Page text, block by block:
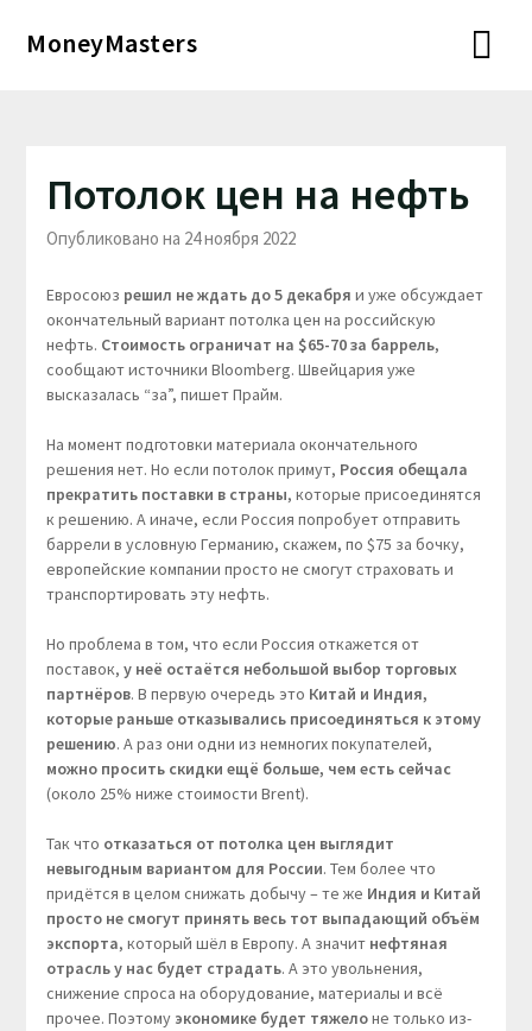
MoneyMasters
Потолок цен на нефть
Опубликовано на 24 ноября 2022
Евросоюз решил не ждать до 5 декабря и уже обсуждает
окончательный вариант потолка цен на российскую
нефть. Стоимость ограничат на $65-70 за баррель,
сообщают источники Bloomberg. Швейцария уже
высказалась “за”, пишет Прайм.
На момент подготовки материала окончательного
решения нет. Но если потолок примут, Россия обещала
прекратить поставки в страны, которые присоединятся
к решению. А иначе, если Россия попробует отправить
баррели в условную Германию, скажем, по $75 за бочку,
европейские компании просто не смогут страховать и
транспортировать эту нефть.
Но проблема в том, что если Россия откажется от
поставок, у неё остаётся небольшой выбор торговых
партнёров. В первую очередь это Китай и Индия,
которые раньше отказывались присоединяться к этому
решению. А раз они одни из немногих покупателей,
можно просить скидки ещё больше, чем есть сейчас
(около 25% ниже стоимости Brent).
Так что отказаться от потолка цен выглядит
невыгодным вариантом для России. Тем более что
придётся в целом снижать добычу – те же Индия и Китай
просто не смогут принять весь тот выпадающий объём
экспорта, который шёл в Европу. А значит нефтяная
отрасль у нас будет страдать. А это увольнения,
снижение спроса на оборудование, материалы и всё
прочее. Поэтому экономике будет тяжелоне только из-